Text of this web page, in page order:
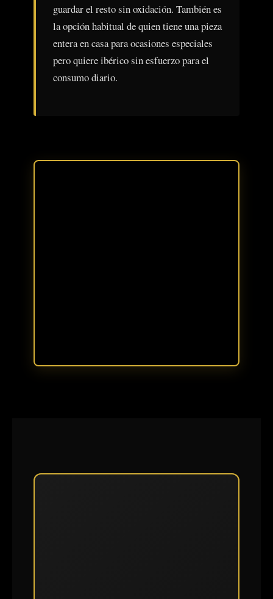
guardar el resto sin oxidación. También es
la opción habitual de quien tiene una pieza
entera en casa para ocasiones especiales
pero quiere ibérico sin esfuerzo para el
consumo diario.